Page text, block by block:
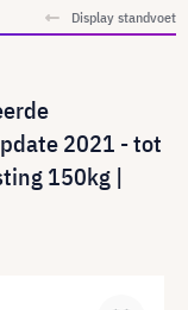
Display standvoet
2021 - tot
150kg |